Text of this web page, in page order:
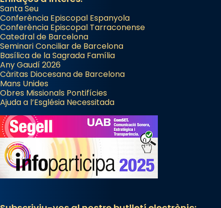
Santa Seu
Conferència Episcopal Espanyola
Conferència Episcopal Tarraconense
Catedral de Barcelona
Seminari Conciliar de Barcelona
Basílica de la Sagrada Família
Any Gaudí 2026
Càritas Diocesana de Barcelona
Mans Unides
Obres Missionals Pontifícies
Ajuda a l’Església Necessitada